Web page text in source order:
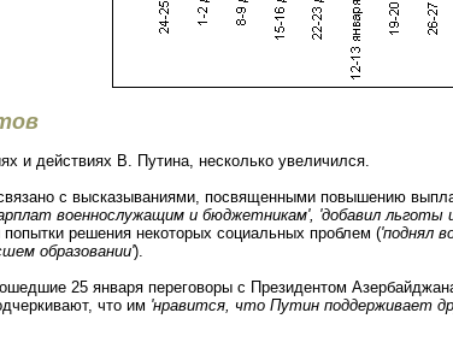
и действиях В. Путина, несколько увеличился.
с высказываниями, посвященными повышению
военнослужащим и бюджетникам', 'добавил
решения некоторых социальных проблем ('поднял
образовании').
25 января переговоры с Президентом
что им 'нравится, что Путин поддерживает